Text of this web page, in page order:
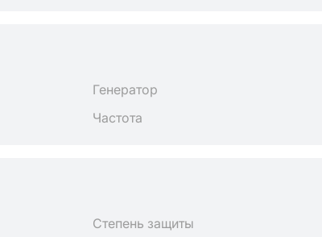
Генератор
Частота
Степень защиты